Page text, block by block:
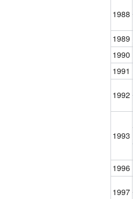
1988
1989
1990
1991
1992
1993
1996
1997